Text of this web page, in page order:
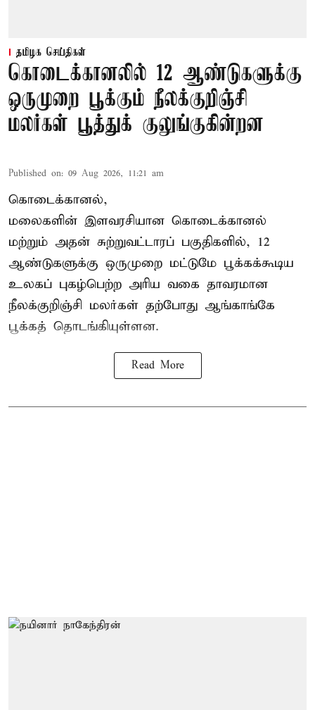
தமிழக செய்திகள்
கொடைக்கானலில் 12 ஆண்டுகளுக்கு
ஒருமுறை பூக்கும் நீலக்குறிஞ்சி
மலர்கள் பூத்துக் குலுங்குகின்றன
Published on: 09 Aug 2026, 11:21 am
கொடைக்கானல்,
மலைகளின் இளவரசியான கொடைக்கானல்
மற்றும் அதன் சுற்றுவட்டாரப் பகுதிகளில், 12
ஆண்டுகளுக்கு ஒருமுறை மட்டுமே பூக்கக்கூடிய
உலகப் புகழ்பெற்ற அரிய வகை தாவரமான
நீலக்குறிஞ்சி மலர்கள் தற்போது ஆங்காங்கே
பூக்கத் தொடங்கியுள்ளன.
Read More